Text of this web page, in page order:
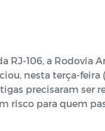
RJ-106, a Rodovia
nesta terça-
precisaram ser
risco para quem